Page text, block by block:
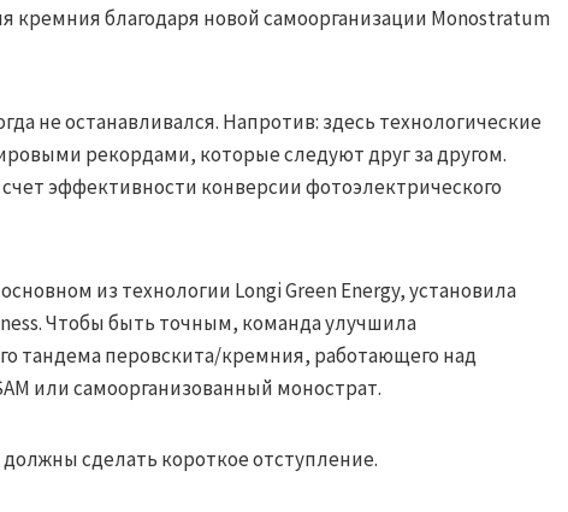
кремния благодаря новой самоорганизации Monostratum
не останавливался. Напротив: здесь технологические
рекордами, которые следуют друг за другом.
эффективности конверсии фотоэлектрического
из технологии Longi Green Energy, установила
Чтобы быть точным, команда улучшила
тандема перовскита/кремния, работающего над
или самоорганизованный монострат.
сделать короткое отступление.